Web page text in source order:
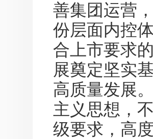
善集团运营
份层面内控
合上市要求
展奠定坚实
高质量发展
主义思想，
级要求，高